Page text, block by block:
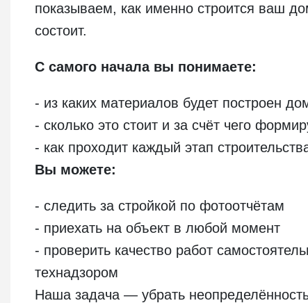
показываем, как именно строится ваш
состоит.
С самого начала вы понимаете:
- из каких материалов будет построен
- сколько это стоит и за счёт чего
- как проходит каждый этап
Вы можете:
- следить за стройкой по фотоотчётам
- приехать на объект в любой момент
- проверить качество работ
технадзором
Наша задача — убрать